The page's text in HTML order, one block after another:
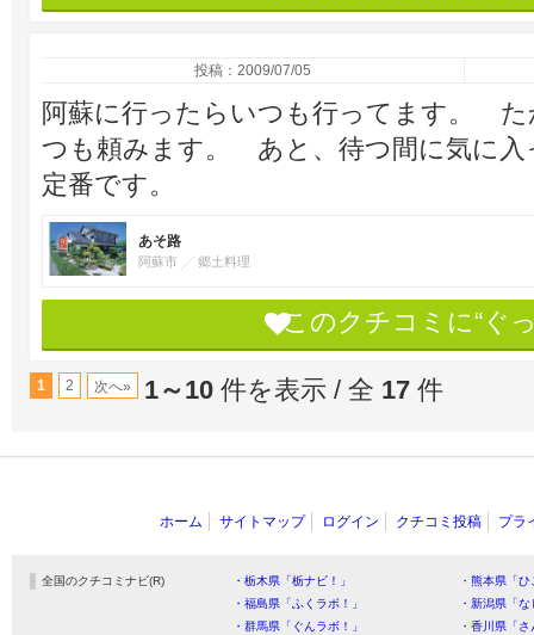
投稿：2009/07/05
阿蘇に行ったらいつも行ってます。
つも頼みます。 あと、待つ間に気に
定番です。
あそ路
阿蘇市 郷土料理
このクチコミに“ぐ
1 2 次へ» 1～10 件を表示 / 全 17 件
ホーム サイトマップ ログイン クチコミ投稿 プラ
全国のクチコミナビ(R) ・栃木県「栃ナビ！」
・熊本県「
・福島県「ふくラボ！」
・新潟県「
・群馬県「ぐんラボ！」
・香川県「